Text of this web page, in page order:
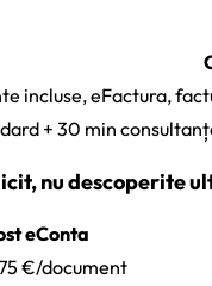
incluse, eFactura,
+ 30 min
nu descoperite
eConta
€/document